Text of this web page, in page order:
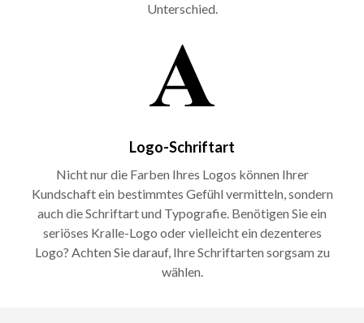
Unterschied.
Logo-Schriftart
Nicht nur die Farben Ihres Logos können Ihrer
Kundschaft ein bestimmtes Gefühl vermitteln, sondern
auch die Schriftart und Typografie. Benötigen Sie ein
seriöses Kralle-Logo oder vielleicht ein dezenteres
Logo? Achten Sie darauf, Ihre Schriftarten sorgsam zu
wählen.